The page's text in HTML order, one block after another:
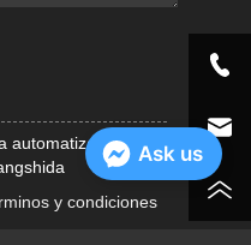
automatización de
y condiciones
Ask us